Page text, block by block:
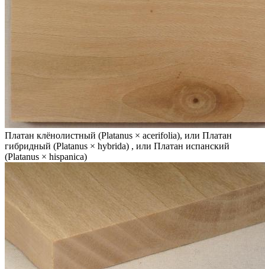
Платан клёнолистный (Platanus × acerifolia), или Платан
гибридный (Platanus × hybrida) , или Платан испанский
(Platanus × hispanica)